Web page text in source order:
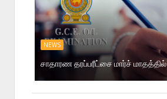
NEWS
சாதாரண தரப்பரீட்சை மார்ச் மாதத்தில்